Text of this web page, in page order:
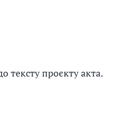
тексту проєкту акта.